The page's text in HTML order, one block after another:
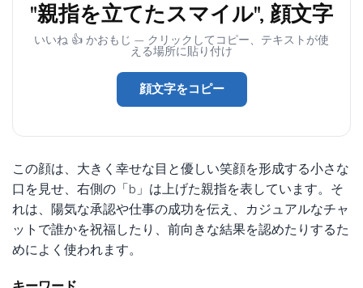
"親指を立てたスマイル", 顔文字
いいね 👍 かおもじ — クリックしてコピー、テキストが使
える場所に貼り付け
顔文字をコピー
この顔は、大きく幸せな目と優しい笑顔を形成する小さな
口を見せ、右側の「b」は上げた親指を表しています。そ
れは、陽気な承認や仕事の成功を伝え、カジュアルなチャ
ットで誰かを祝福したり、前向きな結果を認めたりするた
めによく使われます。